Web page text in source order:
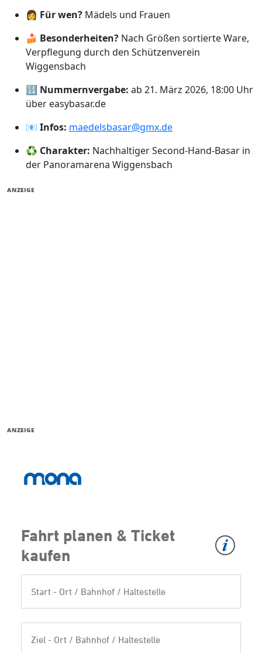
👩 Für wen? Mädels und Frauen
🍰 Besonderheiten? Nach Größen sortierte Ware,
Verpflegung durch den Schützenverein
Wiggensbach
🔢 Nummernvergabe: ab 21. März 2026, 18:00 Uhr
über easybasar.de
📧 Infos: maedelsbasar@gmx.de
♻️ Charakter: Nachhaltiger Second-Hand-Basar in
der Panoramarena Wiggensbach
ANZEIGE
ANZEIGE